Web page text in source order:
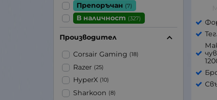
Препоръчан (7)
В наличност (327)
Производител
Corsair Gaming (18)
Razer (25)
HyperX (10)
Sharkoon (8)